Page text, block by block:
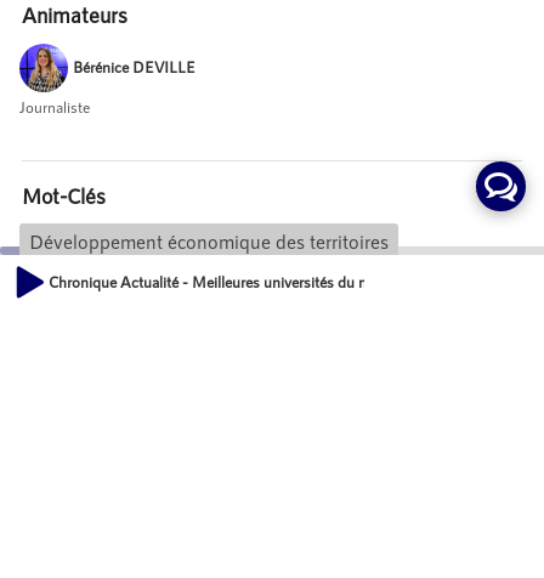
Animateurs
Bérénice DEVILLE
Journaliste
Mot-Clés
Développement économique des territoires
Chronique Actualité - Meilleures universités du monde : 1 française à la